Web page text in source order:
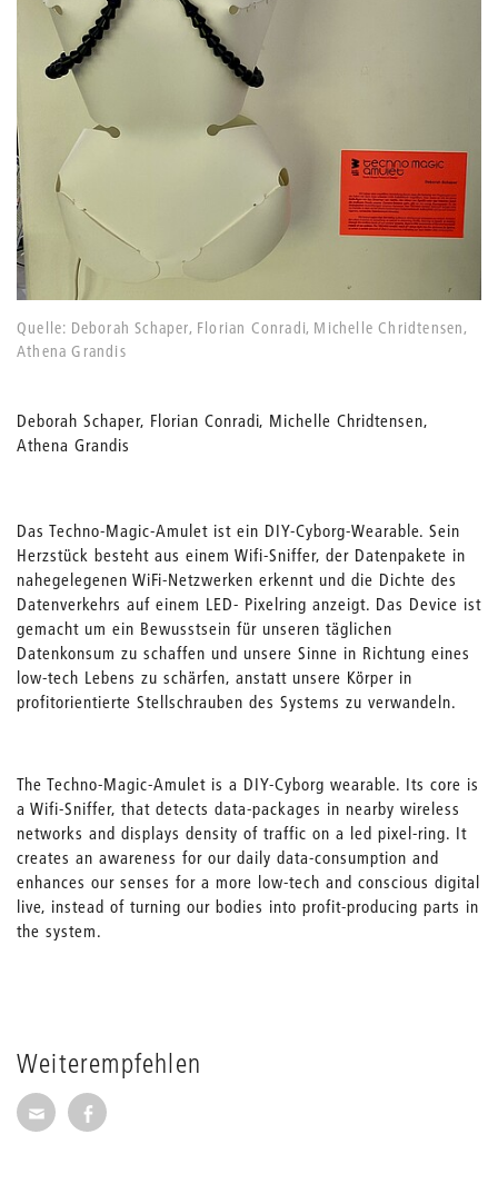
Weiterempfehlen
Seite per E-Mail weiterempfehlen
Seite auf Facebook weiterempfehlen
Quelle: Deborah Schaper, Florian Conradi, Michelle Chridtensen,
Athena Grandis
Deborah Schaper, Florian Conradi, Michelle Chridtensen,
Athena Grandis
Das Techno-Magic-Amulet ist ein DIY-Cyborg-Wearable. Sein
Herzstück besteht aus einem Wifi-Sniffer, der Datenpakete in
nahegelegenen WiFi-Netzwerken erkennt und die Dichte des
Datenverkehrs auf einem LED- Pixelring anzeigt. Das Device ist
gemacht um ein Bewusstsein für unseren täglichen
Datenkonsum zu schaffen und unsere Sinne in Richtung eines
low-tech Lebens zu schärfen, anstatt unsere Körper in
profitorientierte Stellschrauben des Systems zu verwandeln.
The Techno-Magic-Amulet is a DIY-Cyborg wearable. Its core is
a Wifi-Sniffer, that detects data-packages in nearby wireless
networks and displays density of traffic on a led pixel-ring. It
creates an awareness for our daily data-consumption and
enhances our senses for a more low-tech and conscious digital
live, instead of turning our bodies into profit-producing parts in
the system.